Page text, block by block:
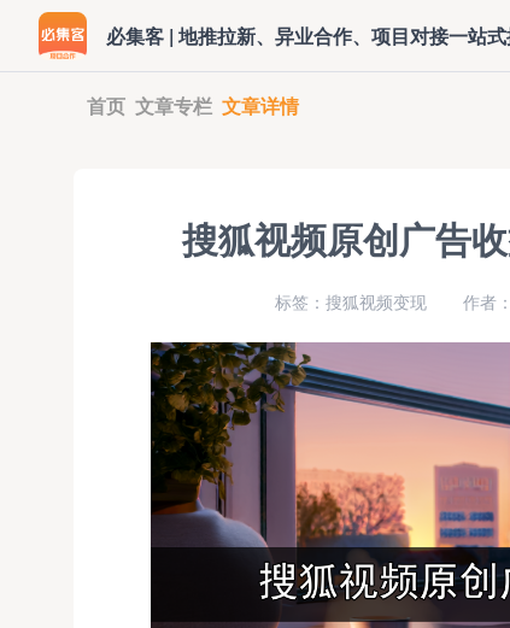
必集客 | 地推拉新、异业合作、项目对接一站
首页 文章专栏 文章详情
搜狐视频原创广告
标签：搜狐视频变现 作者